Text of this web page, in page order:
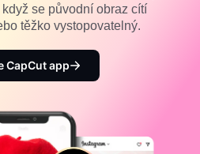
partnery
se původní obraz cítí
těžko vystopovatelný.
CapCut app